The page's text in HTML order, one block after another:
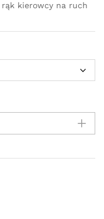
rąk kierowcy na ruch